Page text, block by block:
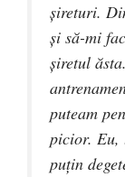
şireturi.
şi să-mi
şiretul
puteam
picior. Eu,
puţin